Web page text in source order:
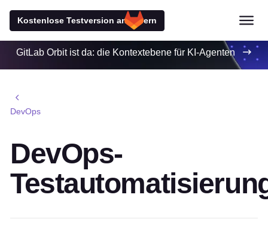
Kostenlose Testversion anfordern
GitLab Orbit ist da: die Kontextebene für KI-Agenten
DevOps
DevOps-